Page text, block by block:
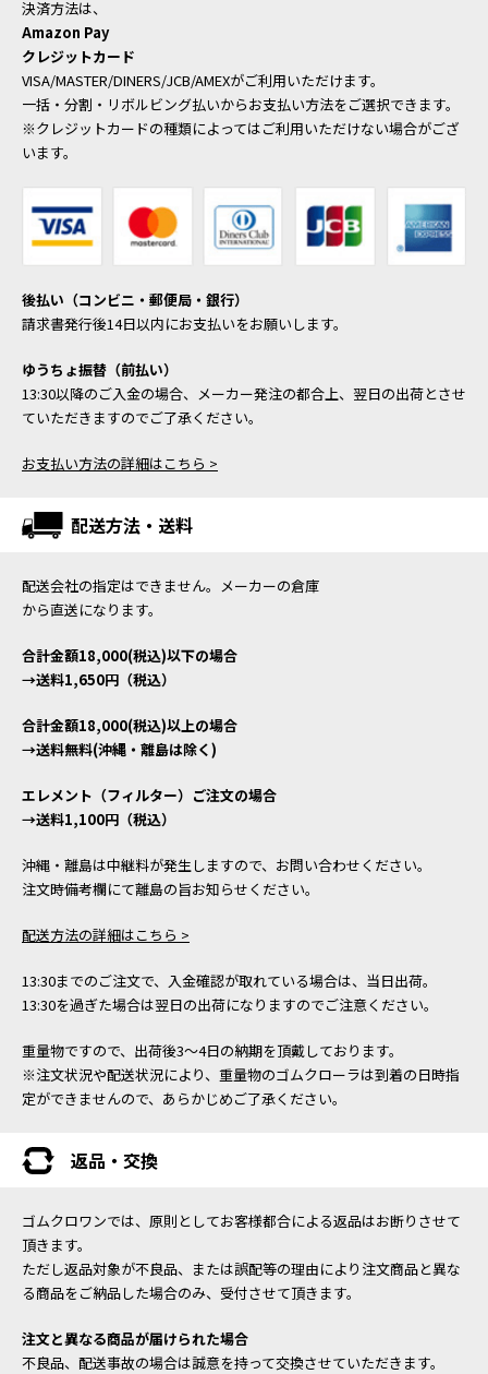
決済方法は、
Amazon Pay
クレジットカード
VISA/MASTER/DINERS/JCB/AMEXがご利用いただけます。
一括・分割・リボルビング払いからお支払い方法をご選択できます。
※クレジットカードの種類によってはご利用いただけない場合がござ
います。
後払い（コンビニ・郵便局・銀行）
請求書発行後14日以内にお支払いをお願いします。
ゆうちょ振替（前払い）
13:30以降のご入金の場合、メーカー発注の都合上、翌日の出荷とさせ
ていただきますのでご了承ください。
お支払い方法の詳細はこちら >
配送方法・送料
配送会社の指定はできません。メーカーの倉庫
から直送になります。
合計金額18,000(税込)以下の場合
→送料1,650円（税込）
合計金額18,000(税込)以上の場合
→送料無料(沖縄・離島は除く)
エレメント（フィルター）ご注文の場合
→送料1,100円（税込）
沖縄・離島は中継料が発生しますので、お問い合わせください。
注文時備考欄にて離島の旨お知らせください。
配送方法の詳細はこちら >
13:30までのご注文で、入金確認が取れている場合は、当日出荷。
13:30を過ぎた場合は翌日の出荷になりますのでご注意ください。
重量物ですので、出荷後3～4日の納期を頂戴しております。
※注文状況や配送状況により、重量物のゴムクローラは到着の日時指
定ができませんので、あらかじめご了承ください。
返品・交換
ゴムクロワンでは、原則としてお客様都合による返品はお断りさせて
頂きます。
ただし返品対象が不良品、または誤配等の理由により注文商品と異な
る商品をご納品した場合のみ、受付させて頂きます。
注文と異なる商品が届けられた場合
不良品、配送事故の場合は誠意を持って交換させていただきます。